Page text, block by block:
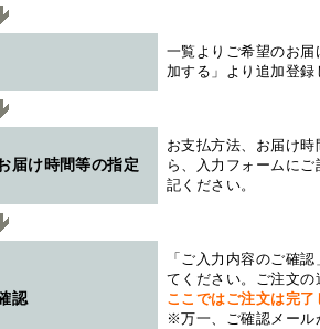
一覧よりご希望のお
加する」より追加登
届け時間等の指定
お支払方法、お届け
ら、入力フォームに
記ください。
認
「ご入力内容のご確
てください。ご注文
ここではご注文は完
※万一、ご確認メール